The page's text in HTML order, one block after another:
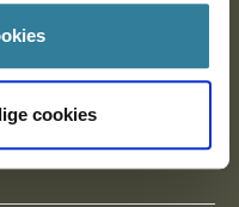
cookies